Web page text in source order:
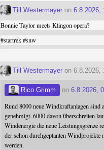
Till Westermayer on6.8.2026,
Bonnie Taylor meets Klingon opera?
#startrek #snw
Till Westermayer on 6.8.2026,
Rico Grimm on6.8.2026,
Rund 8000 neue Windkraftanlagen sind
genehmigt. 6000 davon überschreiten
Windenergie die neue Leistungsgrenze
der schon durchgeplanten Windprojekte
werden.